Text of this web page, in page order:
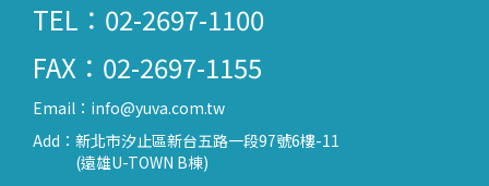
TEL：02-2697-1100
FAX：02-2697-1155
Email： info@yuva.com.tw
Add： 新北市汐止區新台五路一段97號6樓-11
(遠雄U-TOWN B棟)